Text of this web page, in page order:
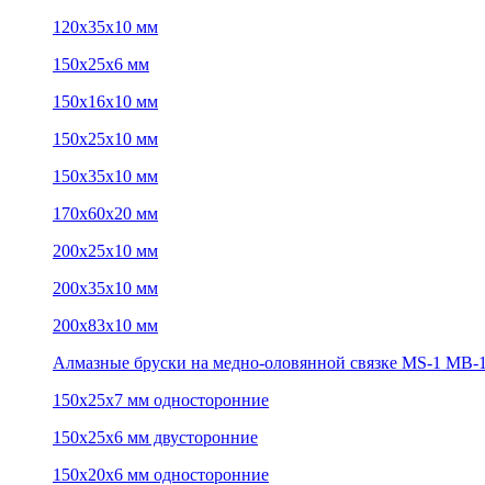
120х35х10 мм
150х25х6 мм
150х16х10 мм
150х25х10 мм
150х35х10 мм
170х60х20 мм
200х25х10 мм
200х35х10 мм
200х83х10 мм
Алмазные бруски на медно-оловянной связке MS-1 MB-1
150х25х7 мм односторонние
150х25х6 мм двусторонние
150х20х6 мм односторонние